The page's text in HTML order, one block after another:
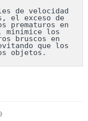
de velocidad
el exceso de
prematuros en
minimice los
bruscos en
que los
objetos.